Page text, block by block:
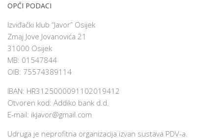
OPĆI PODACI
Izviđački klub “Javor” Osijek
Zmaj Jove Jovanovića 21
31000 Osijek
MB: 01547844
OIB: 75574389114
IBAN: HR3125000091102019412
Otvoren kod: Addiko bank d.d.
E-mail: ikjavor@gmail.com
Udruga je neprofitna organizacija izvan sustava PDV-a.